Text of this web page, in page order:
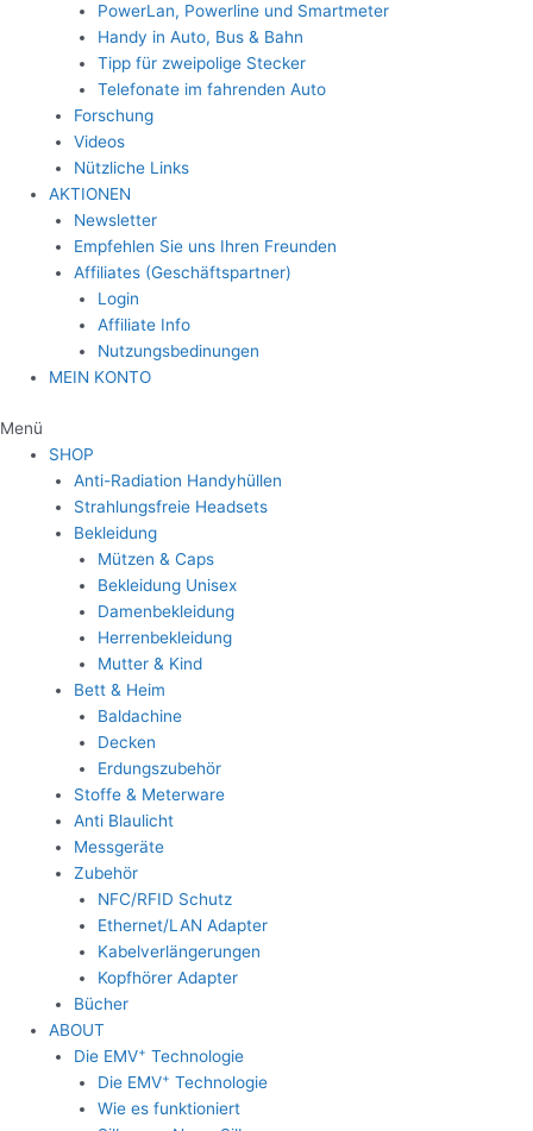
PowerLan, Powerline und Smartmeter
Handy in Auto, Bus & Bahn
Tipp für zweipolige Stecker
Telefonate im fahrenden Auto
Forschung
Videos
Nützliche Links
AKTIONEN
Newsletter
Empfehlen Sie uns Ihren Freunden
Affiliates (Geschäftspartner)
Login
Affiliate Info
Nutzungsbedinungen
MEIN KONTO
Menü
SHOP
Anti-Radiation Handyhüllen
Strahlungsfreie Headsets
Bekleidung
Mützen & Caps
Bekleidung Unisex
Damenbekleidung
Herrenbekleidung
Mutter & Kind
Bett & Heim
Baldachine
Decken
Erdungszubehör
Stoffe & Meterware
Anti Blaulicht
Messgeräte
Zubehör
NFC/RFID Schutz
Ethernet/LAN Adapter
Kabelverlängerungen
Kopfhörer Adapter
Bücher
ABOUT
Die EMV+ Technologie
Die EMV+ Technologie
Wie es funktioniert